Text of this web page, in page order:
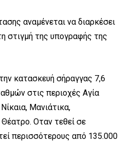
αναμένεται να διαρκέσει
στιγμή της υπογραφής της
κατασκευή σήραγγας 7,6
στις περιοχές Αγία
Μανιάτικα,
Θέατρο. Οταν τεθεί σε
περισσότερους από 135.000